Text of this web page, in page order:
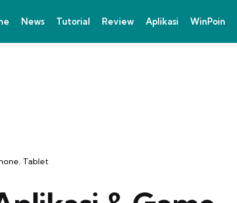
News Tutorial Review Aplikasi WinPoin
Tablet